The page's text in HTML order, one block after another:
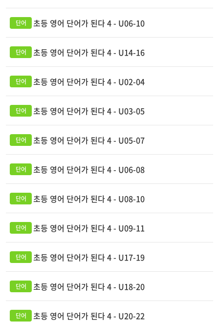
초등 영어 단어가 된다 4 - U06-10
초등 영어 단어가 된다 4 - U14-16
초등 영어 단어가 된다 4 - U02-04
초등 영어 단어가 된다 4 - U03-05
초등 영어 단어가 된다 4 - U05-07
초등 영어 단어가 된다 4 - U06-08
초등 영어 단어가 된다 4 - U08-10
초등 영어 단어가 된다 4 - U09-11
초등 영어 단어가 된다 4 - U17-19
초등 영어 단어가 된다 4 - U18-20
초등 영어 단어가 된다 4 - U20-22